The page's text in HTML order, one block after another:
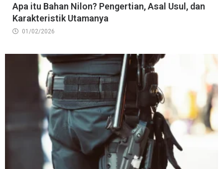
Apa itu Bahan Nilon? Pengertian, Asal Usul, dan
Karakteristik Utamanya
01/02/2026